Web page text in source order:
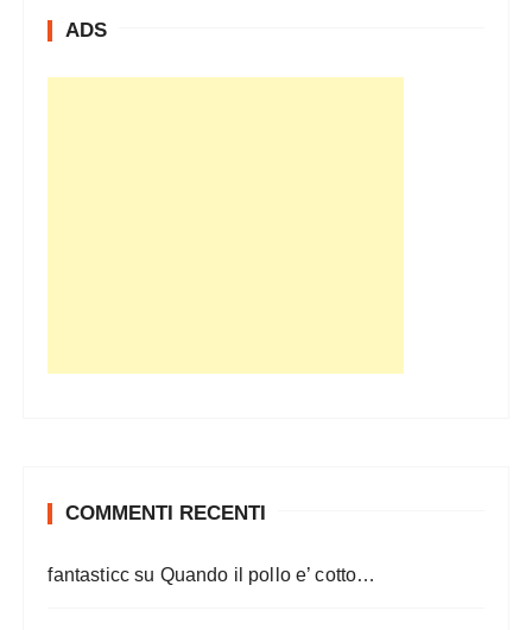
ADS
COMMENTI RECENTI
fantasticc su Quando il pollo e’ cotto…